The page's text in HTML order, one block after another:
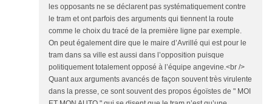
les opposants ne se déclarent pas systématiquement contre
le tram et ont parfois des arguments qui tiennent la route
comme le choix du tracé de la première ligne par exemple.
On peut également dire que le maire d’Avrillé qui est pour le
tram dans sa ville est aussi dans l’opposition puisque
politiquement totalement opposé à l’équipe angevine.<br />
Quant aux arguments avancés de façon souvent très virulente
dans la presse, ce sont souvent des propos égoïstes de " MOI